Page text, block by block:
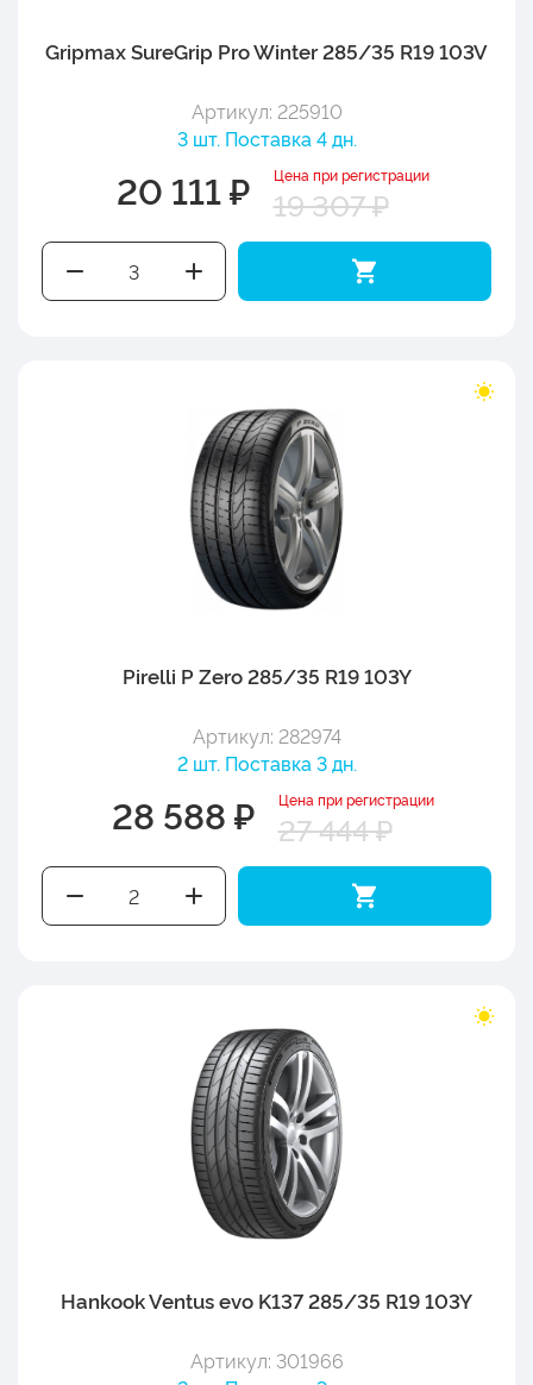
Gripmax SureGrip Pro Winter 285/35 R19 103V
Артикул: 225910
3 шт. Поставка 4 дн.
20 111 ₽ Цена при регистрации
19 307 ₽
Pirelli P Zero 285/35 R19 103Y
Артикул: 282974
2 шт. Поставка 3 дн.
28 588 ₽ Цена при регистрации
27 444 ₽
Hankook Ventus evo K137 285/35 R19 103Y
Артикул: 301966